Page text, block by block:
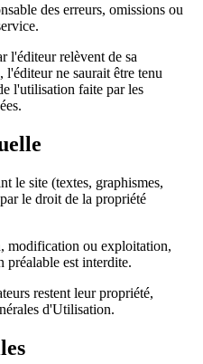
des erreurs, omissions ou
l'éditeur relèvent de sa
ne saurait être tenu
l'utilisation faite par les
le site (textes, graphismes,
le droit de la propriété
modification ou exploitation,
préalable est interdite.
restent leur propriété,
d'Utilisation.